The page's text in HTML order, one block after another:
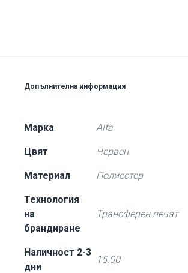
Допълнителна информация
Марка Alfa
Цвят Червен
Материал Полиестер
Технология
на
брандиране
Трансферен печат
Наличност 2-3
дни
15.00